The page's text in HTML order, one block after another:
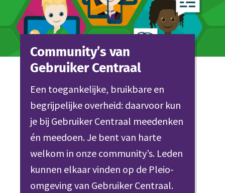
Community’s van
Gebruiker Centraal
Een toegankelijke, bruikbare en
begrijpelijke overheid: daarvoor kun
je bij Gebruiker Centraal meedenken
én meedoen. Je bent van harte
welkom in onze community’s. Leden
kunnen elkaar vinden op de Pleio-
omgeving van Gebruiker Centraal.